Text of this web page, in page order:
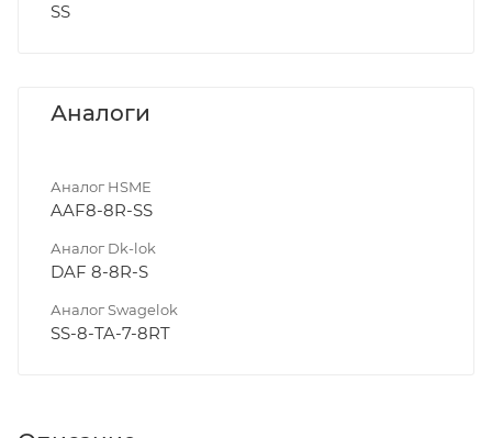
SS
Аналоги
Аналог HSME
AAF8-8R-SS
Аналог Dk-lok
DAF 8-8R-S
Аналог Swagelok
SS-8-TA-7-8RT